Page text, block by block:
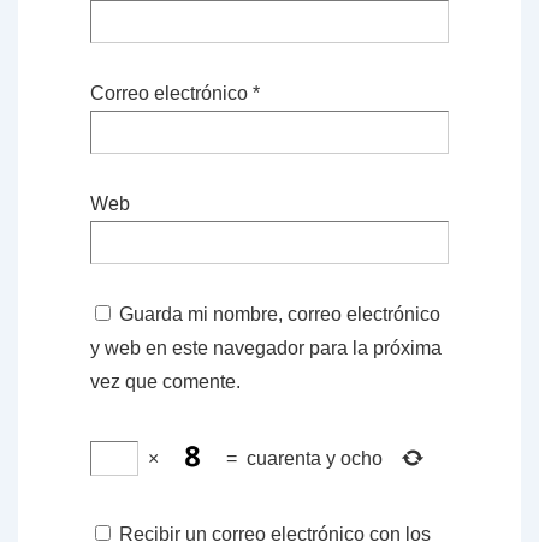
Correo electrónico *
Web
Guarda mi nombre, correo electrónico
y web en este navegador para la próxima
vez que comente.
× = cuarenta y ocho
Recibir un correo electrónico con los